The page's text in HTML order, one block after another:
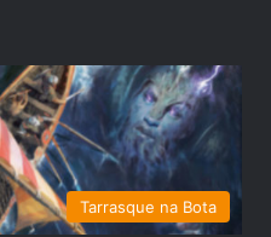
Tarrasque na Bota